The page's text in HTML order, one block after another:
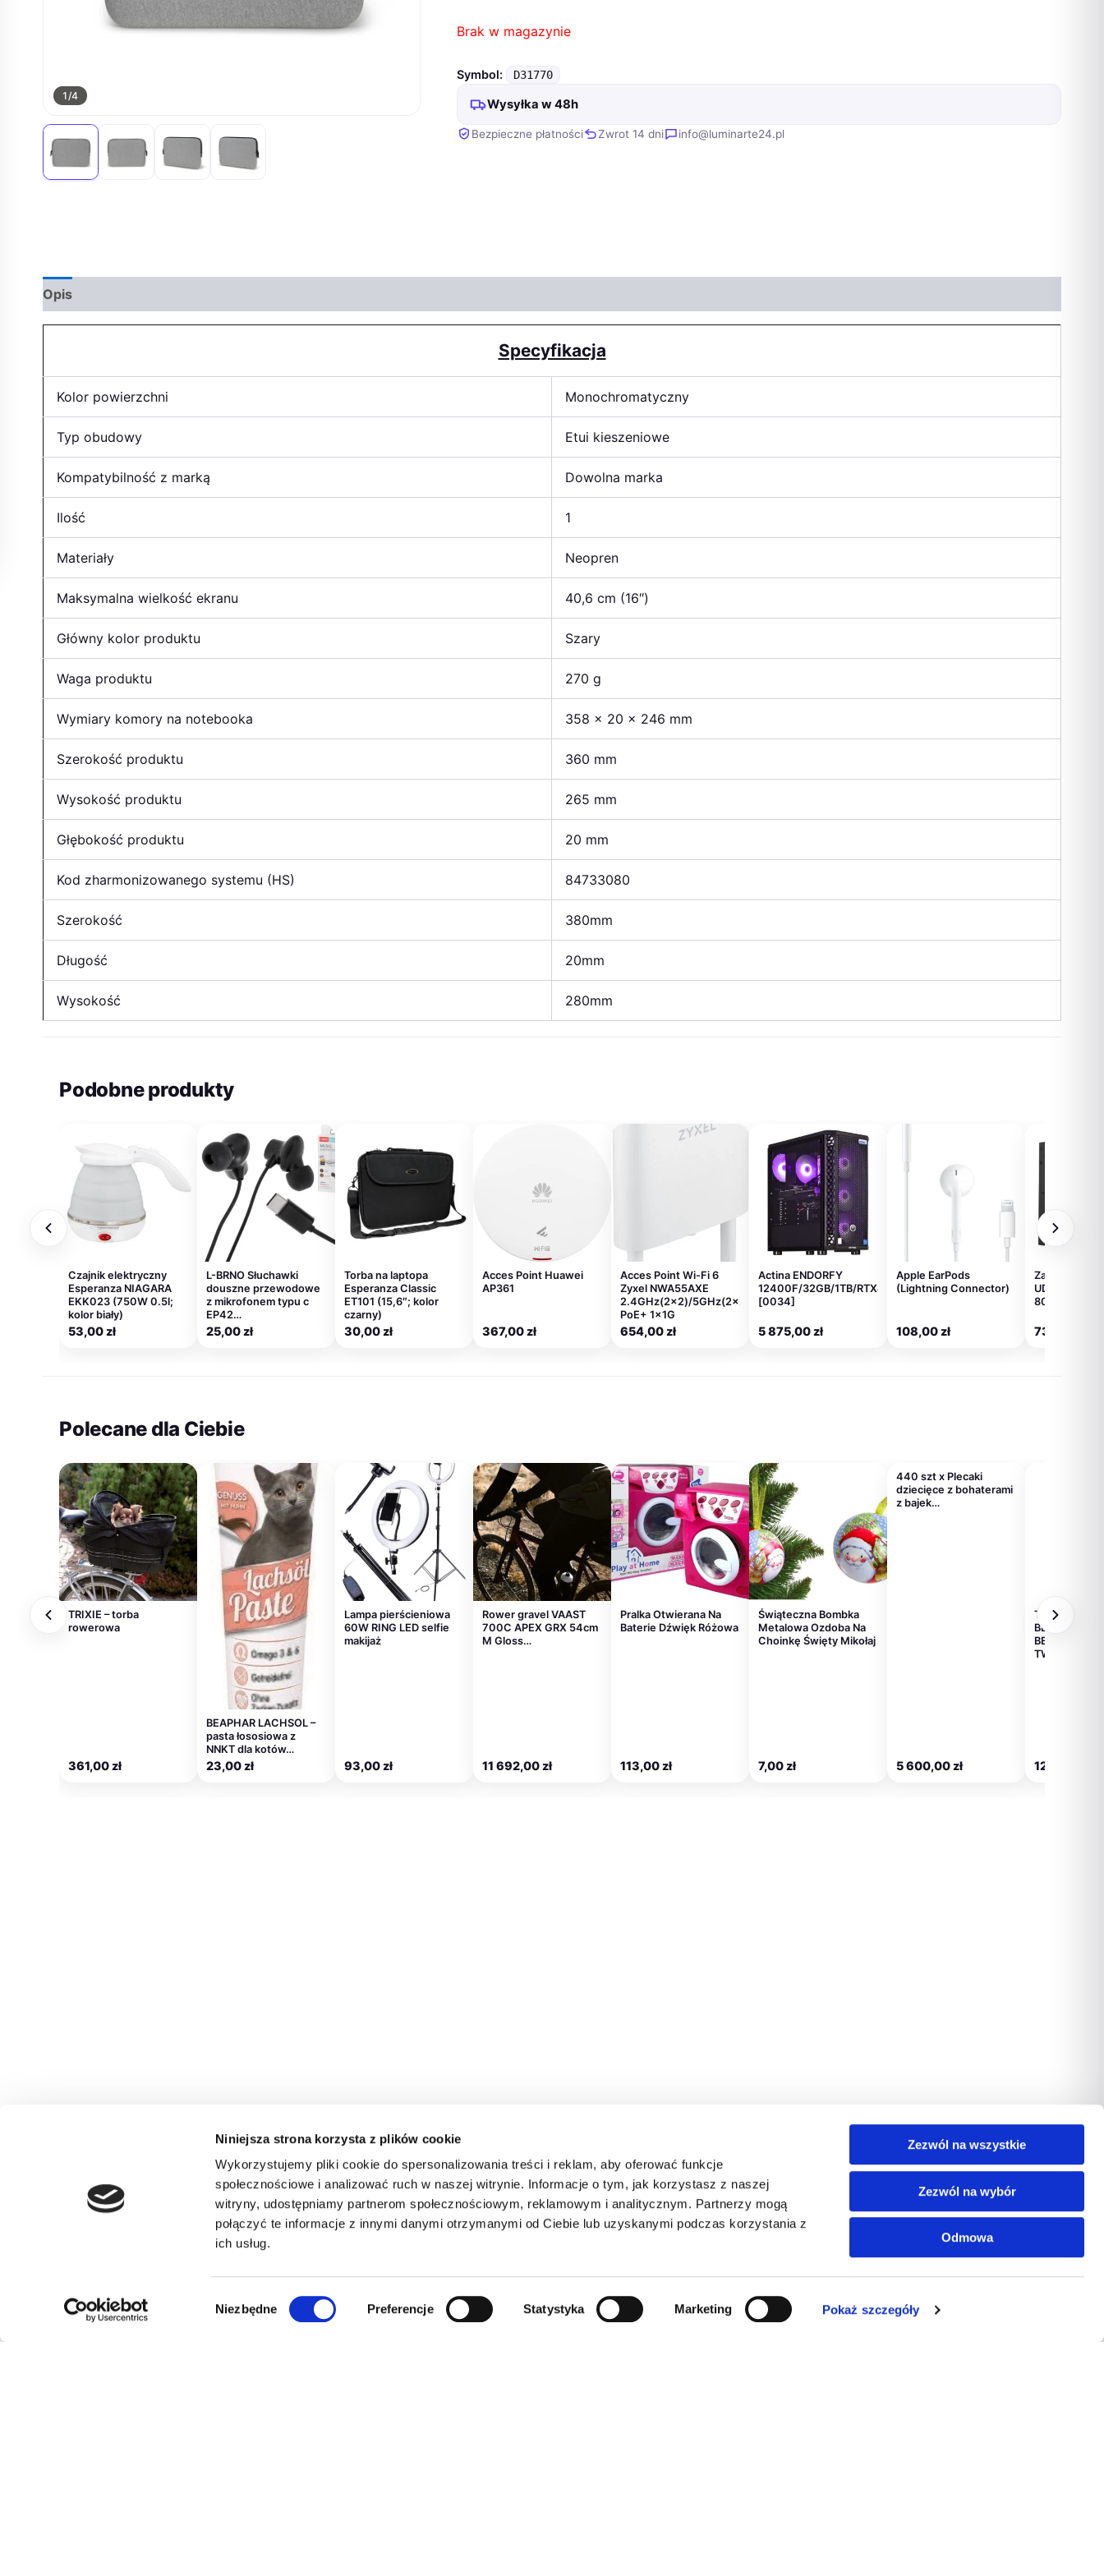
Niniejsza strona korzysta z plików cookie
Wykorzystujemy pliki cookie do spersonalizowania treści i reklam, aby oferować funkcje
społecznościowe i analizować ruch w naszej witrynie. Informacje o tym, jak korzystasz z naszej
witryny, udostępniamy partnerom społecznościowym, reklamowym i analitycznym. Partnerzy mogą
połączyć te informacje z innymi danymi otrzymanymi od Ciebie lub uzyskanymi podczas korzystania z
ich usług.
zgody
Niezbędne Preferencje Statystyka Marketing Pokaż szczegóły
Zezwól na wszystkie
Zezwól na wybór
Odmowa
1/4
Brak w magazynie
Symbol: D31770
Wysyłka w 48h
Bezpieczne płatności Zwrot 14 dni info@luminarte24.pl
Opis
Specyfikacja
Kolor powierzchni Monochromatyczny
Typ obudowy Etui kieszeniowe
Kompatybilność z marką Dowolna marka
Ilość 1
Materiały Neopren
Maksymalna wielkość ekranu 40,6 cm (16″)
Główny kolor produktu Szary
Waga produktu 270 g
Wymiary komory na notebooka 358 x 20 x 246 mm
Szerokość produktu 360 mm
Wysokość produktu 265 mm
Głębokość produktu 20 mm
Kod zharmonizowanego systemu (HS) 84733080
Szerokość 380mm
Długość 20mm
Wysokość 280mm
Podobne produkty
Czajnik elektryczny
Esperanza NIAGARA
EKK023 (750W 0.5l;
kolor biały)
53,00zł
L-BRNO Słuchawki
douszne przewodowe
z mikrofonem typu c
EP42…
25,00zł
Torba na laptopa
Esperanza Classic
ET101 (15,6″; kolor
czarny)
30,00zł
Acces Point Huawei
AP361
367,00zł
Acces Point Wi-Fi 6
Zyxel NWA55AXE
2.4GHz(2×2)/5GHz(2×2)
PoE+ 1x1G
654,00zł
Actina ENDORFY
12400F/32GB/1TB/RTX4060/600W
[0034]
5 875,00zł
Apple EarPods
(Lightning Connector)
108,00zł
Zasilacz
UD1000GM
80+ Gold
733,00
Polecane dla Ciebie
TRIXIE – torba
rowerowa
361,00zł
BEAPHAR LACHSOL –
pasta łososiowa z
NNKT dla kotów…
23,00zł
Lampa pierścieniowa
60W RING LED selfie
makijaż
93,00zł
Rower gravel VAAST
700C APEX GRX 54cm
M Gloss…
11 692,00zł
Pralka Otwierana Na
Baterie Dźwięk Różowa
113,00zł
Świąteczna Bombka
Metalowa Ozdoba Na
Choinkę Święty Mikołaj
7,00zł
440 szt x Plecaki
dziecięce z bohaterami
z bajek…
5 600,00zł
TECHLY
BLUETOOTH
TWS
123,00